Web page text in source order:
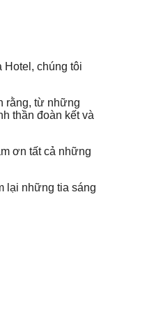
Hotel, chúng tôi
rằng, từ những
thần đoàn kết và
ơn tất cả những
lại những tia sáng